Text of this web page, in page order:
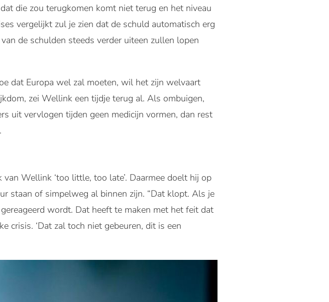
die zou terugkomen komt niet terug en het niveau
vergelijkt zul je zien dat de schuld automatisch erg
de schulden steeds verder uiteen zullen lopen
dat Europa wel zal moeten, wil het zijn welvaart
zei Wellink een tijdje terug al. Als ombuigen,
uit vervlogen tijden geen medicijn vormen, dan rest
Wellink ‘too little, too late’. Daarmee doelt hij op
staan of simpelweg al binnen zijn. “Dat klopt. Als je
wordt. Dat heeft te maken met het feit dat
crisis. ‘Dat zal toch niet gebeuren, dit is een